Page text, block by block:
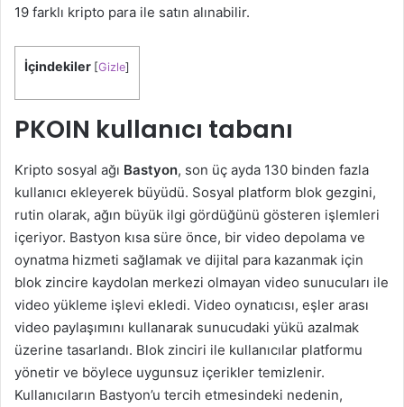
19 farklı kripto para ile satın alınabilir.
İçindekiler [Gizle]
PKOIN kullanıcı tabanı
Kripto sosyal ağı Bastyon, son üç ayda 130 binden fazla
kullanıcı ekleyerek büyüdü. Sosyal platform blok gezgini,
rutin olarak, ağın büyük ilgi gördüğünü gösteren işlemleri
içeriyor. Bastyon kısa süre önce, bir video depolama ve
oynatma hizmeti sağlamak ve dijital para kazanmak için
blok zincire kaydolan merkezi olmayan video sunucuları ile
video yükleme işlevi ekledi. Video oynatıcısı, eşler arası
video paylaşımını kullanarak sunucudaki yükü azalmak
üzerine tasarlandı. Blok zinciri ile kullanıcılar platformu
yönetir ve böylece uygunsuz içerikler temizlenir.
Kullanıcıların Bastyon’u tercih etmesindeki nedenin,